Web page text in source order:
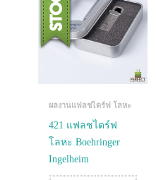
ผลงานแฟลชไดร์ฟ โลหะ
421 แฟลชไดร์ฟ
โลหะ Boehringer
Ingelheim